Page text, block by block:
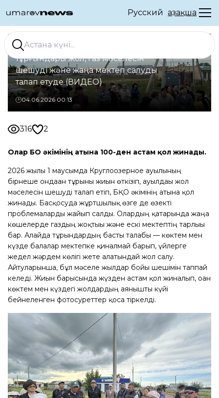
Русский Қазақша
БҚО-да Круглоозерное ауылының
тұрғындары жол, газ мәселесін
шешуді және жаңа мектеп салуды
талап етуде (ВИДЕО)
04.06.2026 00:13
316 2
Олар БҚО әкімінің атына 100-ден астам қол жинады.
2026 жылғы 1 маусымда Круглоозерное ауылының
бірнеше ондаған тұрғыны жиын өткізіп, ауылдағы жол
мәселесін шешуді талап етіп, БҚО әкімінің атына қол
жинады. Басқосуда жұртшылық өзге де өзекті
проблемаларды жайып салды. Олардың қатарында жаңа
көшелерде газдың жоқтығы және ескі мектептің тарлығы
бар. Алайда тұрғындардың басты талабы — көктем мен
күзде балалар мектепке қиналмай барып, үйлерге
жедел жәрдем көлігі жете алатындай жол салу.
Айтуларынша, бұл мәселе жылдар бойы шешімін таппай
келеді. Жиын барысында жүзден астам қол жиналып, оған
көктем мен күздегі жолдардың аянышты күйі
бейнеленген фотосуреттер қоса тіркелді.